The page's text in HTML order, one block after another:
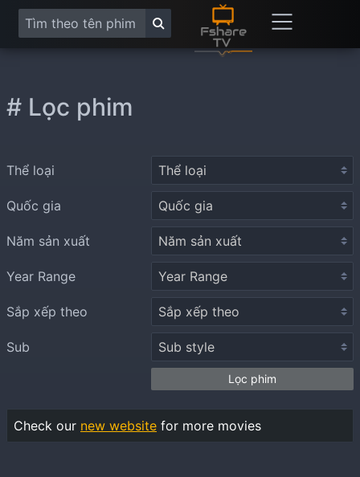
# Lọc phim
Thể loại
Quốc gia
Năm sản xuất
Year Range
Sắp xếp theo
Sub
Lọc phim
Check our new website for more movies